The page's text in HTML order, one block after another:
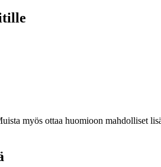
myös ottaa huomioon mahdolliset